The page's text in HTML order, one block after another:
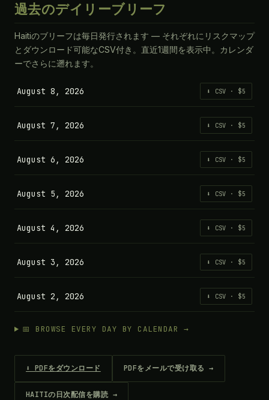
過去のデイリーブリーフ
Haitiのブリーフは毎日発行されます — それぞれにリスクマップ
とダウンロード可能なCSV付き。直近1週間を表示中。カレンダ
ーでさらに遡れます。
August 8, 2026 ⬇ CSV · $5
August 7, 2026 ⬇ CSV · $5
August 6, 2026 ⬇ CSV · $5
August 5, 2026 ⬇ CSV · $5
August 4, 2026 ⬇ CSV · $5
August 3, 2026 ⬇ CSV · $5
August 2, 2026 ⬇ CSV · $5
📅 BROWSE EVERY DAY BY CALENDAR →
⬇ PDFをダウンロード PDFをメールで受け取る →
HAITIの日次配信を購読 →